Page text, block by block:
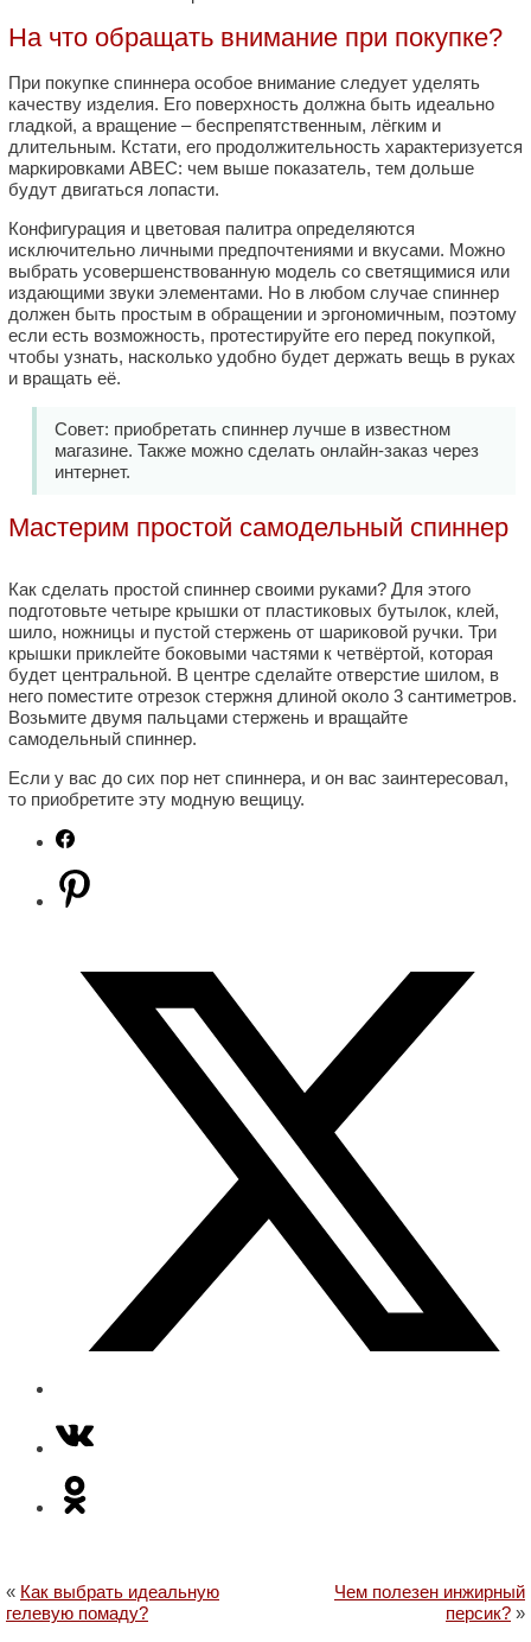
На что обращать внимание при покупке?
При покупке спиннера особое внимание следует уделять
качеству изделия. Его поверхность должна быть идеально
гладкой, а вращение – беспрепятственным, лёгким и
длительным. Кстати, его продолжительность характеризуется
маркировками ABEC: чем выше показатель, тем дольше
будут двигаться лопасти.
Конфигурация и цветовая палитра определяются
исключительно личными предпочтениями и вкусами. Можно
выбрать усовершенствованную модель со светящимися или
издающими звуки элементами. Но в любом случае спиннер
должен быть простым в обращении и эргономичным, поэтому
если есть возможность, протестируйте его перед покупкой,
чтобы узнать, насколько удобно будет держать вещь в руках
и вращать её.
Совет: приобретать спиннер лучше в известном
магазине. Также можно сделать онлайн-заказ через
интернет.
Мастерим простой самодельный спиннер
Как сделать простой спиннер своими руками? Для этого
подготовьте четыре крышки от пластиковых бутылок, клей,
шило, ножницы и пустой стержень от шариковой ручки. Три
крышки приклейте боковыми частями к четвёртой, которая
будет центральной. В центре сделайте отверстие шилом, в
него поместите отрезок стержня длиной около 3 сантиметров.
Возьмите двумя пальцами стержень и вращайте
самодельный спиннер.
Если у вас до сих пор нет спиннера, и он вас заинтересовал,
то приобретите эту модную вещицу.
« Как выбрать идеальную
гелевую помаду?
Чем полезен инжирный
персик? »